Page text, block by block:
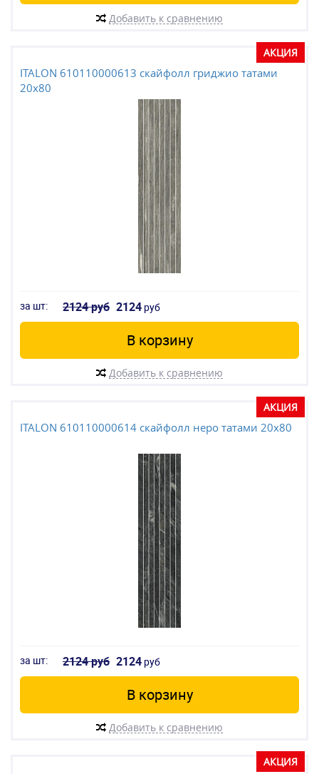
Добавить к сравнению
АКЦИЯ
ITALON 610110000613 скайфолл гриджио татами
20x80
за шт: 2124 руб 2124 руб
В корзину
Добавить к сравнению
АКЦИЯ
ITALON 610110000614 скайфолл неро татами 20x80
за шт: 2124 руб 2124 руб
В корзину
Добавить к сравнению
АКЦИЯ